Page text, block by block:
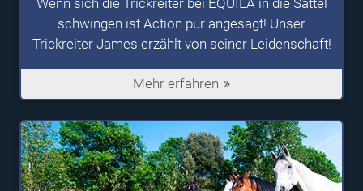
Wenn sich die Trickreiter bei EQUILA in die Sättel
schwingen ist Action pur angesagt! Unser
Trickreiter James erzählt von seiner Leidenschaft!
Mehr erfahren